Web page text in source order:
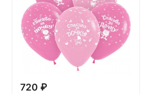
720 ₽